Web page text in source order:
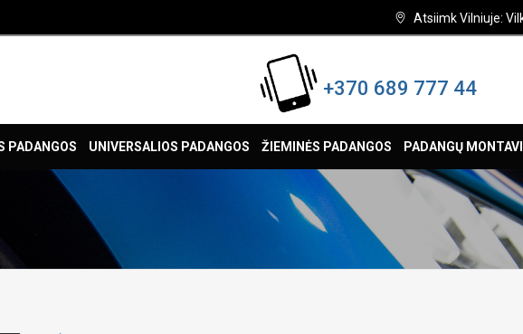
Atsiimk Vilniuje:
+370 689 777 44
PADANGOS UNIVERSALIOS PADANGOS ŽIEMINĖS PADANGOS PADANGŲ